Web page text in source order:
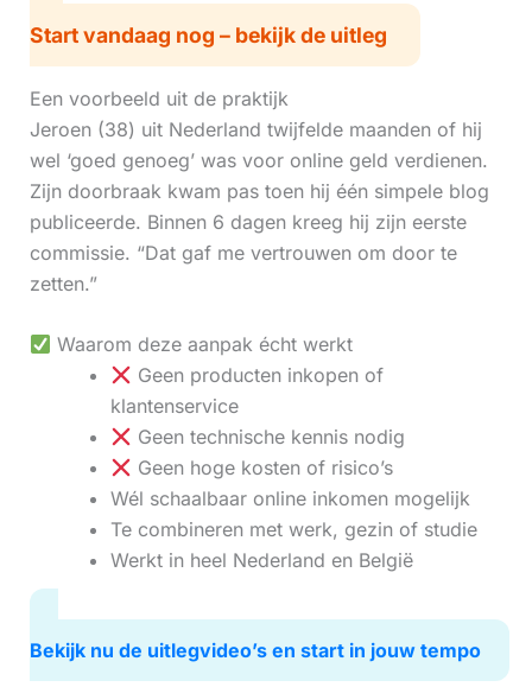
Start vandaag nog – bekijk de uitleg
Een voorbeeld uit de praktijk
Jeroen (38) uit Nederland twijfelde maanden of hij
wel ‘goed genoeg’ was voor online geld verdienen.
Zijn doorbraak kwam pas toen hij één simpele blog
publiceerde. Binnen 6 dagen kreeg hij zijn eerste
commissie. “Dat gaf me vertrouwen om door te
zetten.”
Waarom deze aanpak écht werkt
Geen producten inkopen of
klantenservice
Geen technische kennis nodig
Geen hoge kosten of risico’s
Wél schaalbaar online inkomen mogelijk
Te combineren met werk, gezin of studie
Werkt in heel Nederland en België
Bekijk nu de uitlegvideo’s en start in jouw tempo